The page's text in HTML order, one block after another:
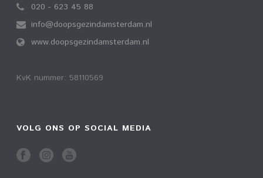
020 - 623 45 88
info@doopsgezindamsterdam.nl
www.doopsgezindamsterdam.nl
KvK nummer: 58110569
VOLG ONS OP SOCIAL MEDIA